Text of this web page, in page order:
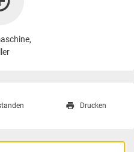
,
Drucken